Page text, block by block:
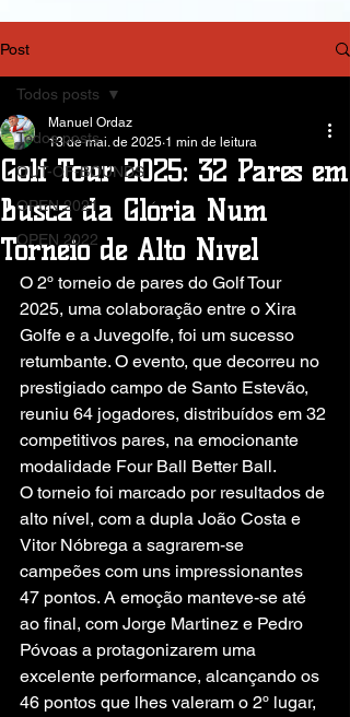
Post
Todos posts
OUT-OF-BOUNDS
OPEN 2021
OPEN 2022
Todos posts
Golf Tour 2025: 32 Pares em
Busca da Glória Num
Torneio de Alto Nível
Manuel Ordaz
13 de mai. de 2025 1 min de leitura
O 2º torneio de pares do Golf Tour
2025, uma colaboração entre o Xira
Golfe e a Juvegolfe, foi um sucesso
retumbante. O evento, que decorreu no
prestigiado campo de Santo Estevão,
reuniu 64 jogadores, distribuídos em 32
competitivos pares, na emocionante
modalidade Four Ball Better Ball.
O torneio foi marcado por resultados de
alto nível, com a dupla João Costa e
Vitor Nóbrega a sagrarem-se
campeões com uns impressionantes
47 pontos. A emoção manteve-se até
ao final, com Jorge Martinez e Pedro
Póvoas a protagonizarem uma
excelente performance, alcançando os
46 pontos que lhes valeram o 2º lugar,